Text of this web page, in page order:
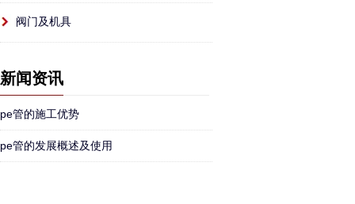
阀门及机具
新闻资讯
pe管的施工优势
pe管的发展概述及使用